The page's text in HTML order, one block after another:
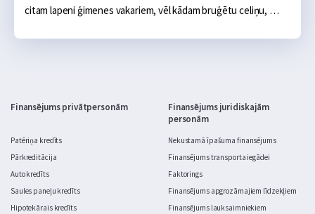
citam lapeni ģimenes vakariem, vēl kādam bruģētu celiņu,
Finansējums privātpersonām
Patēriņa kredīts
Pārkreditācija
Auto kredīts
Saules paneļu kredīts
Hipotekārais kredīts
Finansējums juridiskajām
personām
Nekustamā īpašuma finansējums
Finansējums transporta iegādei
Faktorings
Finansējums apgrozāmajiem līdzekļiem
Finansējums lauksaimniekiem